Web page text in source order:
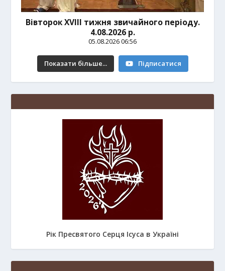
Вівторок ХVІІІ тижня звичайного періоду.
4.08.2026 р.
05.08.2026 06:56
Показати більше... Підписатися
Рік Пресвятого Серця Ісуса в Україні